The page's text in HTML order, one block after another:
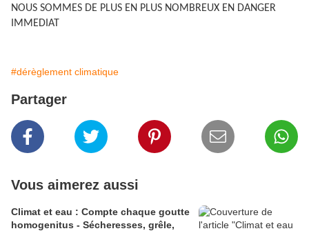
NOUS SOMMES DE PLUS EN PLUS NOMBREUX EN DANGER
IMMEDIAT
#dérèglement climatique
Partager
Vous aimerez aussi
Climat et eau : Compte chaque goutte
homogenitus - Sécheresses, grêle,